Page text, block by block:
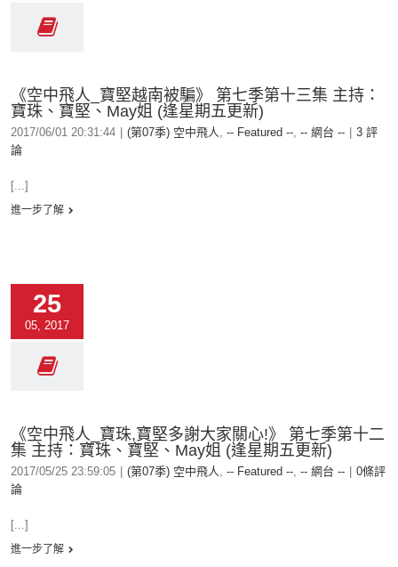
《空中飛人_寶堅越南被騙》 第七季第十三集 主持：
寶珠、寶堅、May姐 (逢星期五更新)
2017/06/01 20:31:44 (第07季) 空中飛人, -- Featured --, -- 網台 --
3 評
論
[...]
進一步了解
25
05, 2017
《空中飛人_寶珠,寶堅多謝大家關心!》 第七季第十二
集 主持：寶珠、寶堅、May姐 (逢星期五更新)
2017/05/25 23:59:05 (第07季) 空中飛人, -- Featured --, -- 網台 --
0條評
論
[...]
進一步了解